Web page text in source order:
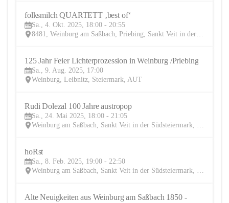
folksmilch QUARTETT ‚best of‘
Sa., 4. Okt. 2025, 18:00 - 20:55
8481, Weinburg am Saßbach, Priebing, Sankt Veit in der Südsteiermark, Leibnitz, Steiermark, AUT
9
125 Jahr Feier Lichterprozession in Weinburg /Priebing
Sa., 9. Aug. 2025, 17:00
Weinburg, Leibnitz, Steiermark, AUT
Rudi Dolezal 100 Jahre austropop
Sa., 24. Mai 2025, 18:00 - 21:05
Weinburg am Saßbach, Sankt Veit in der Südsteiermark, Leibnitz, Steiermark, AUT
hoRst
Sa., 8. Feb. 2025, 19:00 - 22:50
Weinburg am Saßbach, Sankt Veit in der Südsteiermark, Leibnitz, Steiermark, AUT
Alte Neuigkeiten aus Weinburg am Saßbach 1850 -